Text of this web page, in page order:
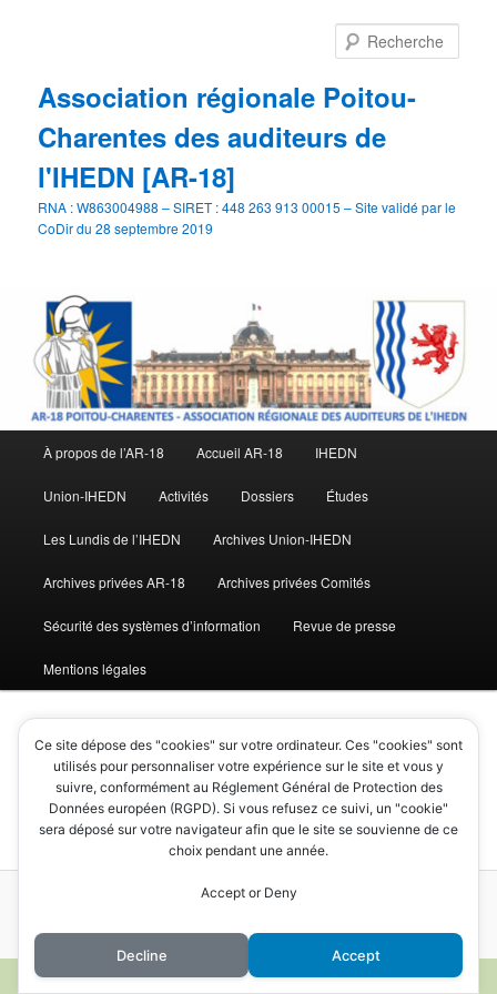
Association régionale Poitou-
Charentes des auditeurs de
l'IHEDN [AR-18]
RNA : W863004988 – SIRET : 448 263 913 00015 – Site validé par le
CoDir du 28 septembre 2019
principal
À propos de l’AR-18 Accueil AR-18 IHEDN
Union-IHEDN Activités Dossiers Études
Les Lundis de l’IHEDN Archives Union-IHEDN
Archives privées AR-18 Archives privées Comités
Sécurité des systèmes d’information Revue de presse
Mentions légales
Cérémonies
Ce site dépose des "cookies" sur votre ordinateur. Ces "cookies" sont
utilisés pour personnaliser votre expérience sur le site et vous y
suivre, conformément au Réglement Général de Protection des
Données européen (RGPD). Si vous refusez ce suivi, un "cookie"
sera déposé sur votre navigateur afin que le site se souvienne de ce
choix pendant une année.
Accept or Deny
Decline Accept